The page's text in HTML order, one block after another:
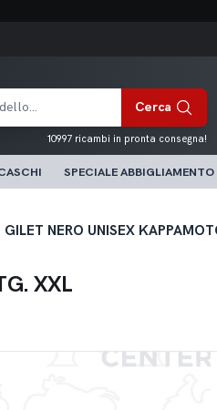
Cerca
10997 ricambi in pronta consegna!
SPECIALE ABBIGLIAMENTO
GILET NERO UNISEX
XXL